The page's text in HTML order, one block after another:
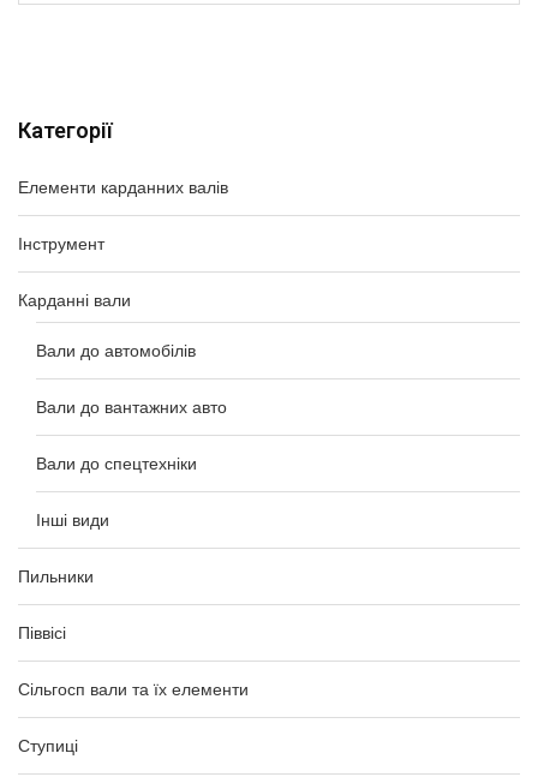
Категорії
Елементи карданних валів
Інструмент
Карданні вали
Вали до автомобілів
Вали до вантажних авто
Вали до спецтехніки
Інші види
Пильники
Піввісі
Сільгосп вали та їх елементи
Ступиці